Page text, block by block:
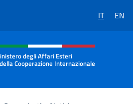
IT EN
social e menù
degli Affari Esteri
Cooperazione Internazionale